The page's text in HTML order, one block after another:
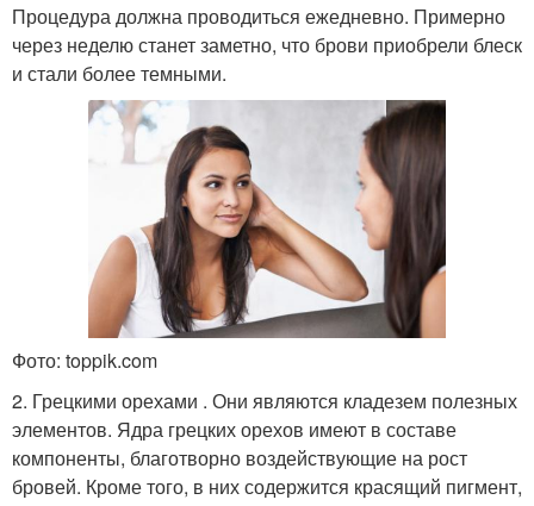
Процедура должна проводиться ежедневно. Примерно
через неделю станет заметно, что брови приобрели блеск
и стали более темными.
Фото: toppik.com
2. Грецкими орехами . Они являются кладезем полезных
элементов. Ядра грецких орехов имеют в составе
компоненты, благотворно воздействующие на рост
бровей. Кроме того, в них содержится красящий пигмент,